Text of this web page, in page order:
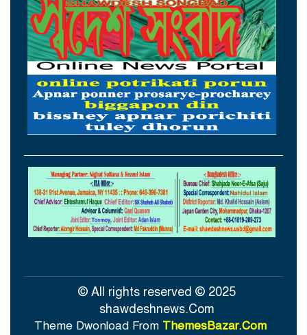
ওমানের সঙ্গে চুক্তি হলেও এখনই খুলছে না
হরমুজ, ঘোষণা ইরানের
আগস্টের প্রথম ৫ দিনে রেমিট্যান্স এলো ৬০
কোটি ২০ লাখ ডলার
থাইল্যান্ডের সঙ্গে কূটনৈতিক অচলাবস্থা ভাঙলো
মিয়ানমার
সচিবালয়ে জনপ্রশাসন বিষয়ক উপদেষ্টা,
আমলাতান্ত্রিক জটিলতা পরিহার করে দ্রুত
কার্যকর ব্যবস্থা গ্রহণের নির্দেশ
আসামির মৃত্যুদণ্ড
© All rights reserved © 2025
shawdeshnews.Com
Theme Dwonload From ThemesBazar.Com